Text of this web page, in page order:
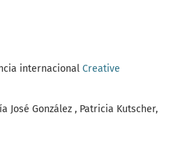
internacional Creative
José González , Patricia Kutscher,